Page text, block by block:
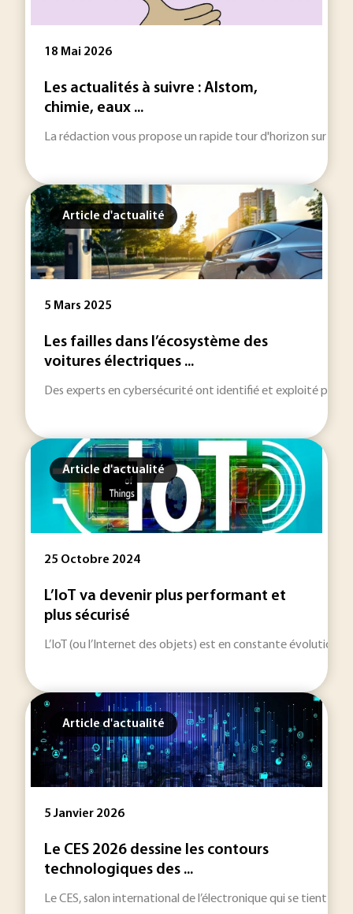
18 Mai 2026
Les actualités à suivre : Alstom,
chimie, eaux ...
La rédaction vous propose un rapide tour d'horizon sur les
Article d'actualité
5 Mars 2025
Les failles dans l’écosystème des
voitures électriques ...
Des experts en cybersécurité ont identifié et exploité
Article d'actualité
25 Octobre 2024
L’IoT va devenir plus performant et
plus sécurisé
L’IoT (ou l’Internet des objets) est en constante évolution.
Article d'actualité
5 Janvier 2026
Le CES 2026 dessine les contours
technologiques des ...
Le CES, salon international de l’électronique qui se tient du